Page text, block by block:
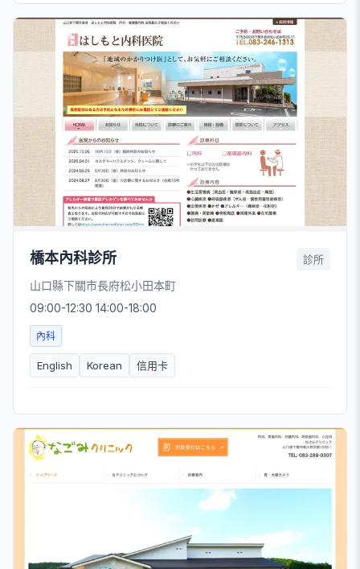
橋本內科診所 診所
山口縣下關市長府松小田本町
09:00-12:30 14:00-18:00
內科
English Korean 信用卡